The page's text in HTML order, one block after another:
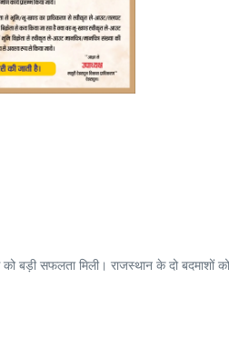
बड़ी सफलता मिली। राजस्थान के दो बदमाशों